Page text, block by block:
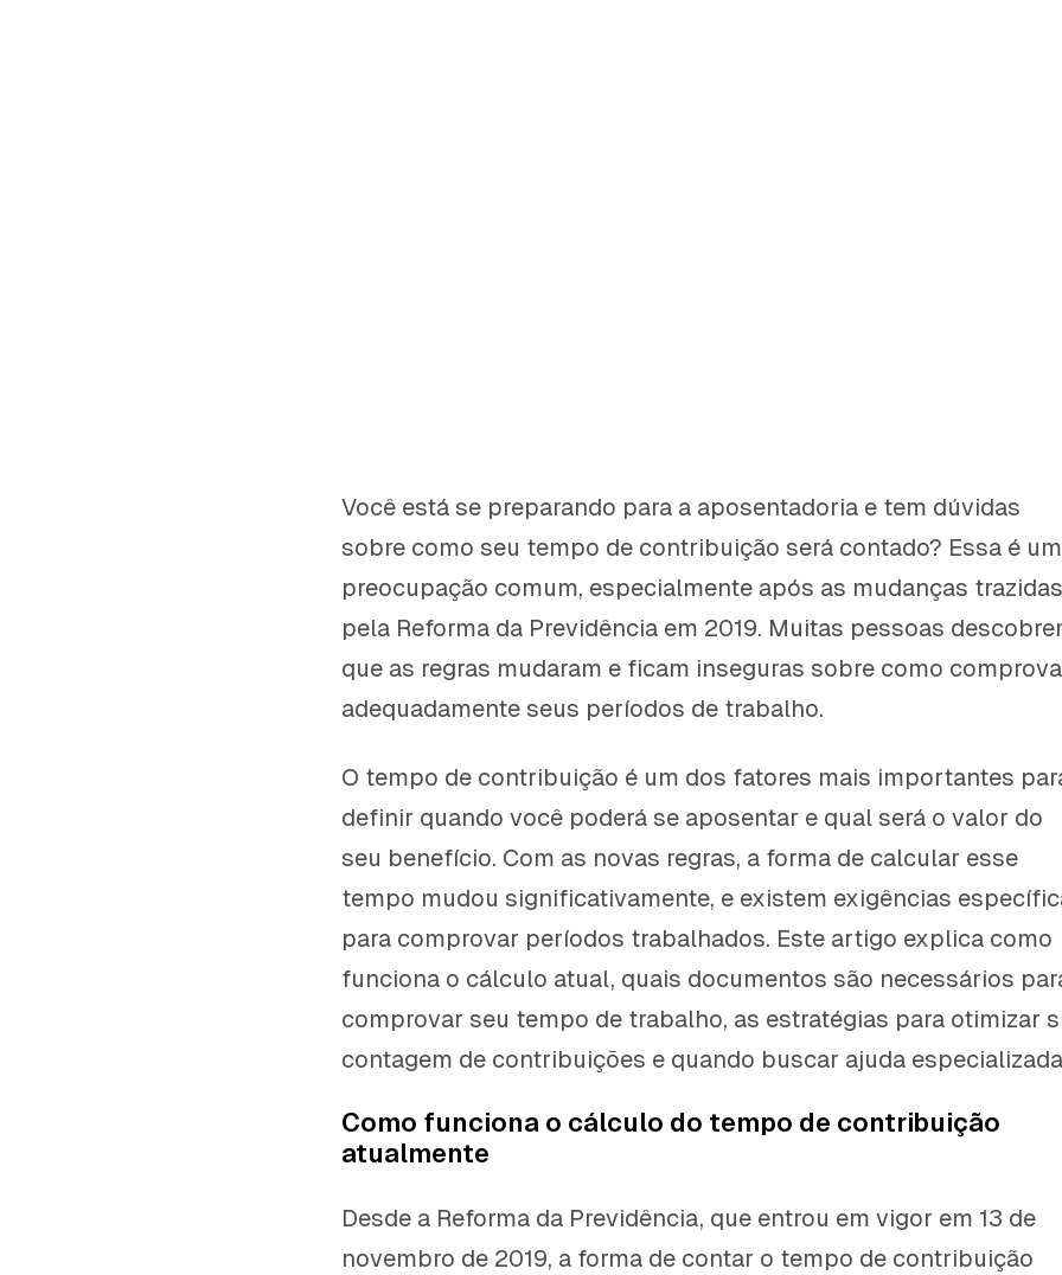
Você está se preparando para a aposentadoria e tem dúvidas
sobre como seu tempo de contribuição será contado? Essa é
preocupação comum, especialmente após as mudanças trazidas
pela Reforma da Previdência em 2019. Muitas pessoas
que as regras mudaram e ficam inseguras sobre como
adequadamente seus períodos de trabalho.
O tempo de contribuição é um dos fatores mais importantes
definir quando você poderá se aposentar e qual será o valor do
seu benefício. Com as novas regras, a forma de calcular esse
tempo mudou significativamente, e existem exigências
para comprovar períodos trabalhados. Este artigo explica como
funciona o cálculo atual, quais documentos são necessários
comprovar seu tempo de trabalho, as estratégias para otimizar
contagem de contribuições e quando buscar ajuda
Como funciona o cálculo do tempo de contribuição
atualmente
Desde a Reforma da Previdência, que entrou em vigor em 13 de
novembro de 2019, a forma de contar o tempo de contribuição